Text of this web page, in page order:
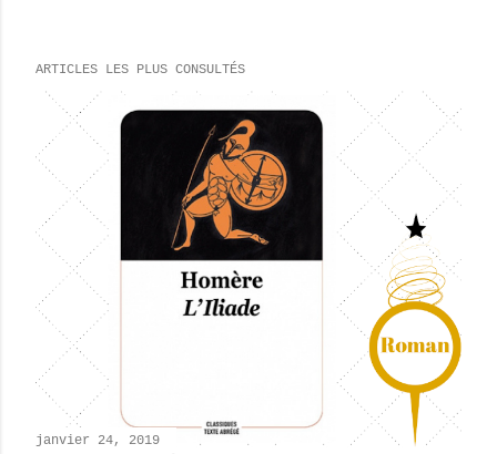
g
t
r
c
m
n
ARTICLES LES PLUS CONSULTÉS
janvier 24, 2019